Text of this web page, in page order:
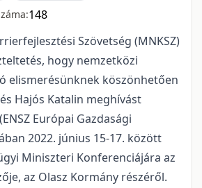
148
Szövetség (MNKSZ)
hogy nemzetközi
elismerésünknek köszönhetően
Hajós Katalin meghívást
Európai Gazdasági
2022. június 15-17. között
Miniszteri Konferenciájára az
az Olasz Kormány részéről.